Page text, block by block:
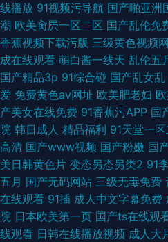
线播放 91视频污导航 国产啪亚洲
潮 欧美肏屄一区二区 国产乱伦免
香蕉视频下载污版 三级黄色视频
成在线观看 萌白酱一线天 乱伦五
国产精品3p 91综合碰 国产乱女乱
爱 免费黄色av网址 欧美肥老妇
产美女在线免费 91香蕉污APP 国
院 韩日成人 精品福利 91天堂一
高清 国产www视频 国产粉嫩 国
美日韩黄色片 变态另态另类2 91
五月 国产无码网站 三级无毒免费
在线观看 91插 成人中文字幕免费
院 日本欧美第一页 国产ts在线观
线观看 日韩在线播放视频 成人大